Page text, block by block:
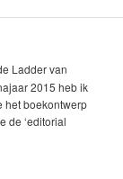
Ladder van
2015 heb ik
het boekontwerp
de ‘editorial